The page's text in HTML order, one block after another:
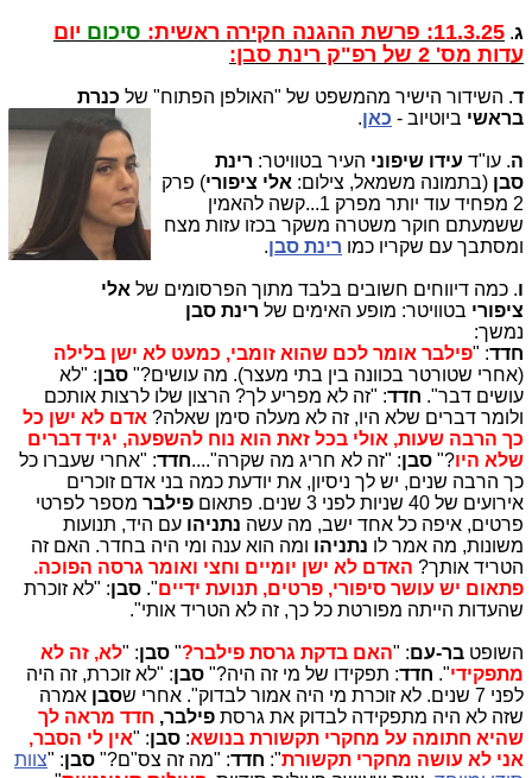
ג. 11.3.25: פרשת ההגנה חקירה ראשית: סיכום יום
עדות מס' 2 של רפ"ק רינת סבן:
ד. השידור הישיר מהמשפט של "האולפן הפתוח" של כנרת
בראשי ביוטיוב - כאן.
ה. עו"ד עידו שיפוני העיר בטוויטר: רינת
סבן (בתמונה משמאל, צילום: אלי ציפורי) פרק
2 מפחיד עוד יותר מפרק 1...קשה להאמין
ששמעתם חוקר משטרה משקר בכזו עזות מצח
ומסתבך עם שקריו כמו רינת סבן.
ו. כמה דיווחים חשובים בלבד מתוך הפרסומים של אלי
ציפורי בטוויטר: מופע האימים של רינת סבן
נמשך:
חדד: "פילבר אומר לכם שהוא זומבי, כמעט לא ישן בלילה
(אחרי שטורטר בכוונה בין בתי מעצר). מה עושים?" סבן: "לא
עושים דבר". חדד: "זה לא מפריע לך? הרצון שלו לרצות אותכם
ולומר דברים שלא היו, זה לא מעלה סימן שאלה? אדם לא ישן כל
כך הרבה שעות, אולי בכל זאת הוא נוח להשפעה, יגיד דברים
שלא היו?" סבן: "זה לא חריג מה שקרה"....חדד: "אחרי שעברו כל
כך הרבה שנים, יש לך ניסיון, את יודעת כמה בני אדם זוכרים
אירועים של 40 שניות לפני 3 שנים. פתאום
פילבר מספר לפרטי
פרטים, איפה כל אחד ישב, מה עשה נתניהו עם היד, תנועות
משונות, מה אמר לו נתניהו ומה הוא ענה ומי היה בחדר. האם זה
הטריד אותך? האדם לא ישן יומיים וחצי ואומר גרסה הפוכה.
פתאום יש עושר סיפורי, פרטים, תנועת ידיים". סבן: "לא זוכרת
שהעדות הייתה מפורטת כל כך, זה לא הטריד אותי".
השופט בר-עם: "האם בדקת גרסת פילבר?" סבן: "לא, זה לא
מתפקידי". חדד: תפקידו של מי זה היה?" סבן: "לא זוכרת, זה היה
לפני 7 שנים. לא זוכרת מי היה אמור לבדוק". אחרי ש
סבן אמרה
שזה לא היה מתפקידה לבדוק את גרסת פילבר, חדד מראה לך
שהיא חתומה על מחקרי תקשורת בנושא: סבן: "אין לי הסבר,
אני לא עושה מחקרי תקשורת": חדד: "מה זה צס"ם?" סבן: "צוות